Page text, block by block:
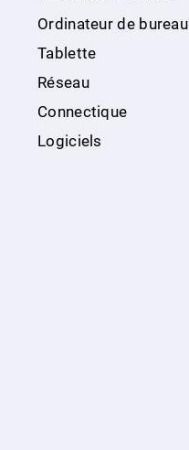
Ordinateur de bureau
Tablette
Réseau
Connectique
Logiciels